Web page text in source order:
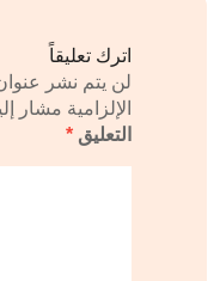
اترك تعليقاً
لن يتم نشر
الإلزامية مشار
التعليق*